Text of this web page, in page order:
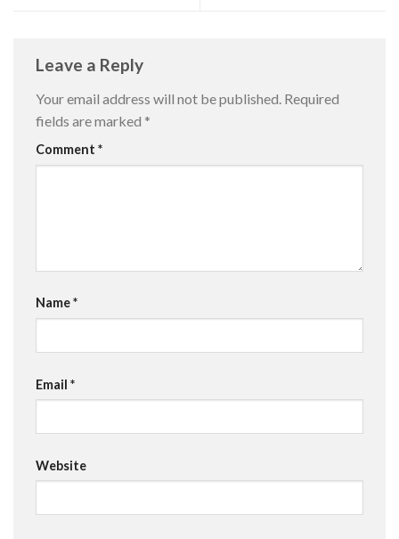
Leave a Reply
Your email address will not be published. Required
fields are marked *
Comment *
Name*
Email *
Website